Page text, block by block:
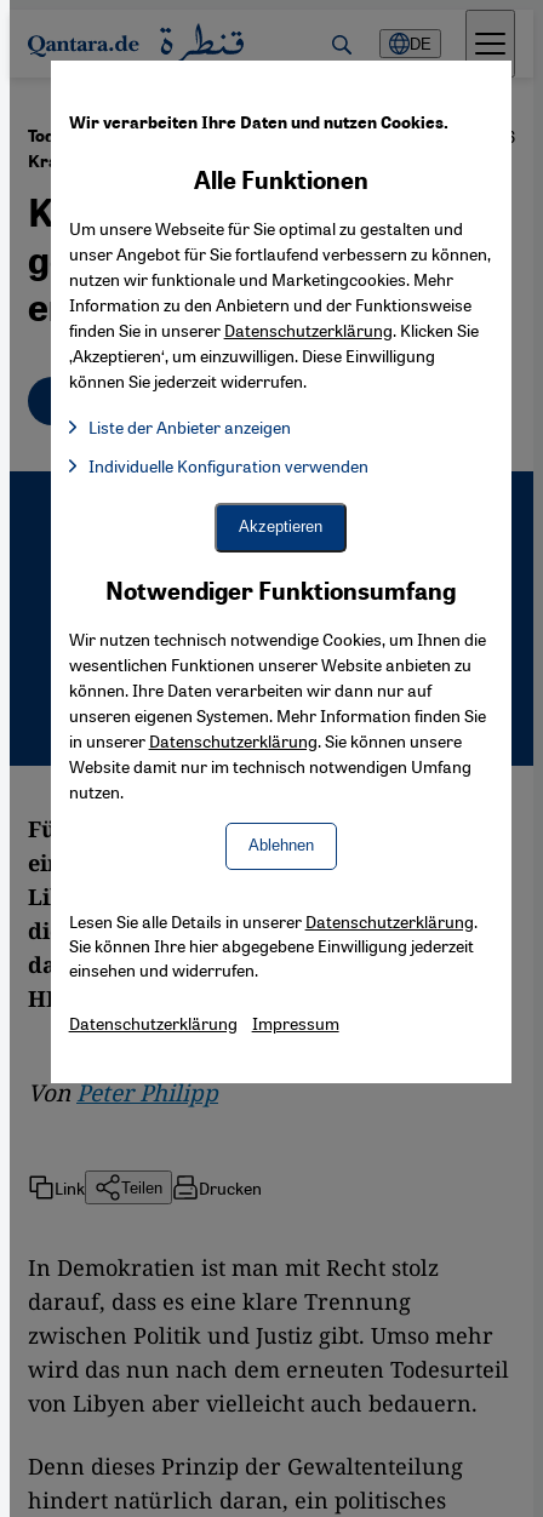
Direkt zum Inhalt springen
DE
Todesurteil gegen fünf bulgarische
Krankenschwestern
19.12.2006
Klare Worte und Aktionen
gegenüber Libyen
erforderlich
Fünf bulgarische Krankenschwestern und
ein palästinensischer Arzt wurden in
Libyen erneut zum Tode verurteilt. Auch
die zweite Instanz sah es als erwiesen an,
dass sie mehr als 400 libysche Kinder mit
HIV infiziert haben.
VonPeter Philipp
Link Teilen Drucken
​​In Demokratien ist man mit Recht stolz
darauf, dass es eine klare Trennung
zwischen Politik und Justiz gibt. Umso mehr
wird das nun nach dem erneuten Todesurteil
von Libyen aber vielleicht auch bedauern.
Denn dieses Prinzip der Gewaltenteilung
hindert natürlich daran, ein politisches
Wir verarbeiten Ihre Daten und nutzen Cookies.
Notwendiger Funktionsumfang
Wir nutzen technisch notwendige Cookies, um Ihnen die
wesentlichen Funktionen unserer Website anbieten zu
können. Ihre Daten verarbeiten wir dann nur auf
unseren eigenen Systemen. Mehr Information finden Sie
in unserer Datenschutzerklärung. Sie können unsere
Website damit nur im technisch notwendigen Umfang
nutzen.
Ablehnen
Alle Funktionen
Um unsere Webseite für Sie optimal zu gestalten und
unser Angebot für Sie fortlaufend verbessern zu können,
nutzen wir funktionale und Marketingcookies. Mehr
Information zu den Anbietern und der Funktionsweise
finden Sie in unserer Datenschutzerklärung. Klicken Sie
‚Akzeptieren‘, um einzuwilligen. Diese Einwilligung
können Sie jederzeit widerrufen.
Liste der Anbieter anzeigen
Facebook Embed / Facebook Connect, Google Maps Embed,
Facebook Embed / Facebook Connect
Google Maps Embed
Individuelle Konfiguration verwenden
Akzeptieren
Lesen Sie alle Details in unserer Datenschutzerklärung.
Sie können Ihre hier abgegebene Einwilligung jederzeit
einsehen und widerrufen.
Datenschutzerklärung Impressum